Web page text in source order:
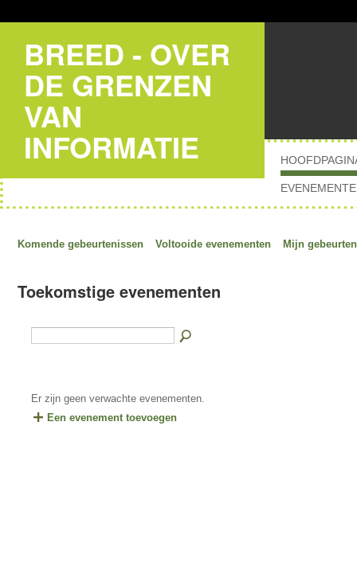
BREED - OVER
DE GRENZEN
VAN
INFORMATIE
Komende gebeurtenissen Voltooide evenementen Mijn
Toekomstige evenementen
Er zijn geen verwachte evenementen.
Een evenement toevoegen